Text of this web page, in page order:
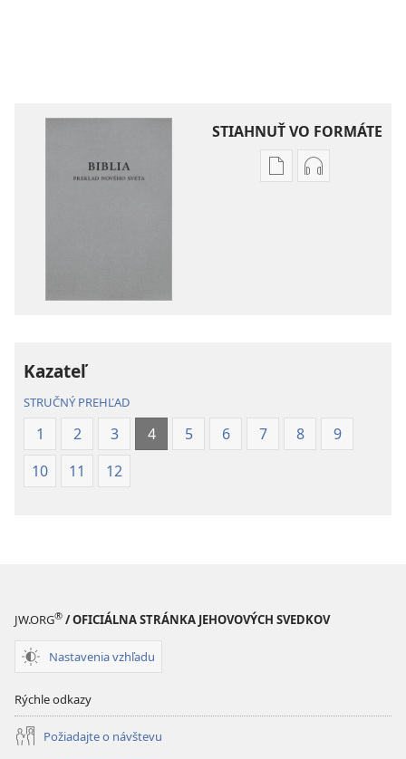
STIAHNUŤ VO FORMÁTE
MožnostiMožnosti
Kazateľ
STRUČNÝ PREHĽAD
1 2 3 4 5 6 7 8
9
10
11 12
JW.ORG® / OFICIÁLNA STRÁNKA JEHOVOVÝCH SVEDKOV
Nastavenia vzhľadu
Rýchle odkazy
Požiadajte o návštevu